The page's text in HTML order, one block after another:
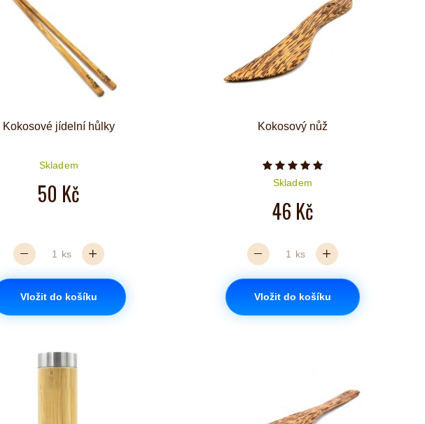
Kokosové jídelní hůlky
Skladem
50 Kč
ks
Vložit do košíku
Kokosový nůž
Počet hvězdiček je 5 z 5
Skladem
46 Kč
ks
Vložit do košíku